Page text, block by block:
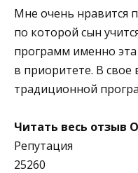
Мне очень нравится
по которой сын
программ именно
в приоритете. В свое
традиционной
Читать весь отзыв
Репутация
25260